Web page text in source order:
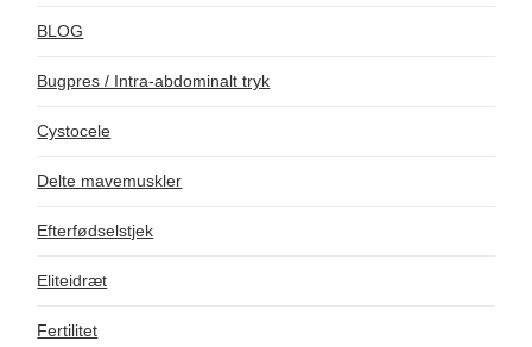
BLOG
Bugpres / Intra-abdominalt tryk
Cystocele
Delte mavemuskler
Efterfødselstjek
Eliteidræt
Fertilitet